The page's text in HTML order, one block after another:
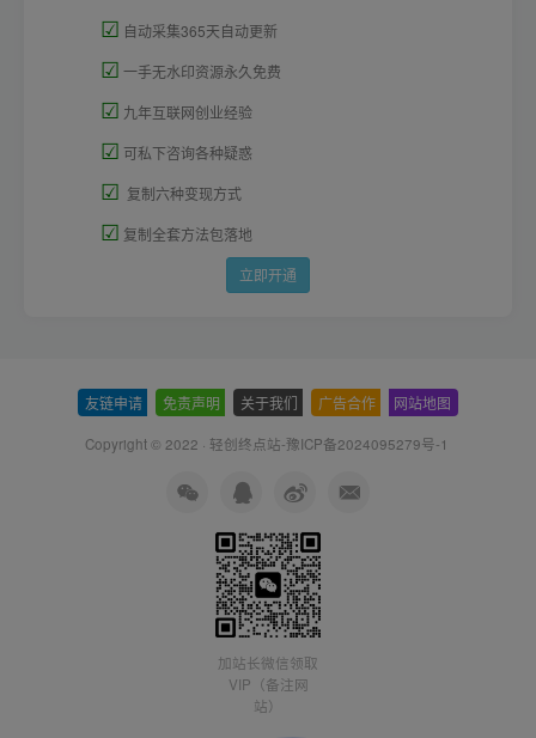
☑ 自动采集365天自动更新
☑ 一手无水印资源永久免费
☑ 九年互联网创业经验
☑ 可私下咨询各种疑惑
☑ 复制六种变现方式
☑ 复制全套方法包落地
立即开通
友链申请 免责声明 关于我们 广告合作 网站地图
Copyright © 2022 · 轻创终点站-豫ICP备2024095279号-1
加站长微信领取
VIP（备注网
站）